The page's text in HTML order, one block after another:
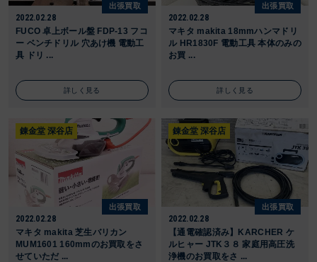
出張買取
2022.02.28
FUCO 卓上ボール盤 FDP-13 フコ
ー ベンチドリル 穴あけ機 電動工
具 ドリ ...
詳しく見る
出張買取
2022.02.28
マキタ makita 18mmハンマドリ
ル HR1830F 電動工具 本体のみの
お買 ...
詳しく見る
錬金堂 深谷店
出張買取
2022.02.28
マキタ makita 芝生バリカン
MUM1601 160mmのお買取をさ
せていただ ...
錬金堂 深谷店
出張買取
2022.02.28
【通電確認済み】KARCHER ケ
ルヒャー JTK３８ 家庭用高圧洗
浄機のお買取をさ ...